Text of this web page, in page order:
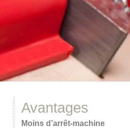
Avantages
Moins d’arrêt-machine